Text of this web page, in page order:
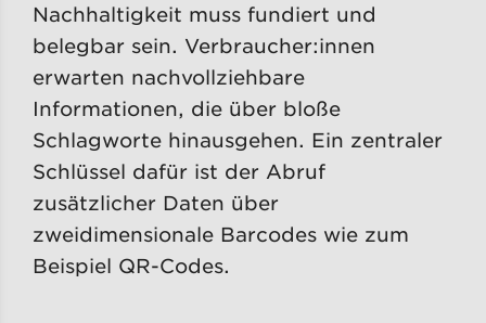
Nachhaltigkeit muss fundiert und
belegbar sein. Verbraucher:innen
erwarten nachvollziehbare
Informationen, die über bloße
Schlagworte hinausgehen. Ein zentraler
Schlüssel dafür ist der Abruf
zusätzlicher Daten über
zweidimensionale Barcodes wie zum
Beispiel QR-Codes.